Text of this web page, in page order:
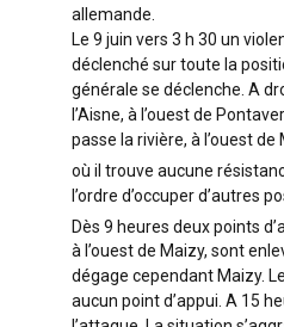
allemande.
Le 9 juin vers 3 h 30 un
déclenché sur toute la
générale se déclenche. A
l’Aisne, à l’ouest de
passe la rivière, à l’ouest de
où il trouve aucune
l’ordre d’occuper d’autres
Dès 9 heures deux points
à l’ouest de Maizy, sont
dégage cependant Maizy. Le
aucun point d’appui. A 15